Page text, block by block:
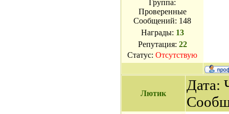
Группа:
Проверенные
Сообщений: 148
Награды: 13
Репутация: 22
Статус: Отсутствую
Лютик
Дата: